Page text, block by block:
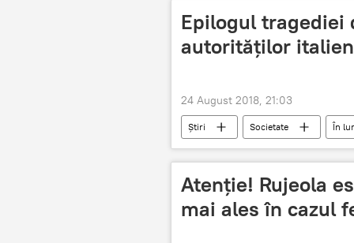
Epilogul tragediei
autorităților
24 August 2018, 21:03
Știri Societate În
Italia
Genova pod
Atenție! Rujeola
mai ales în cazul